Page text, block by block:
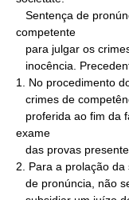
competente
1. No procedimento
exame
2. Para a prolação da